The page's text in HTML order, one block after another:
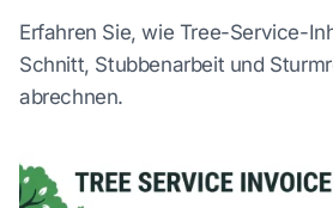
Erfahren Sie, wie Tree-Service-
Schnitt, Stubbenarbeit und
abrechnen.